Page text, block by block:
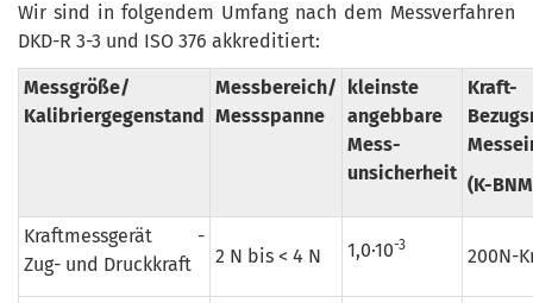
Wir sind in folgendem Umfang nach dem Messverfahren
DKD-R 3-3 und ISO 376 akkreditiert:
Messgröße/
Kalibriergegenstand
Messbereich/
Messspanne
kleinste
angebbare
Mess-
unsicherheit
Kraft-
(K-
Kraftmessgerät -
Zug- und Druckkraft
2 N bis < 4 N 1,0·10-3 200N-